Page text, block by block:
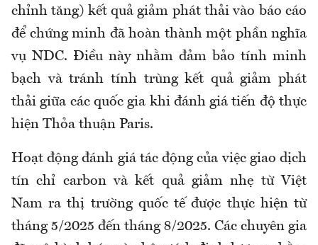
chỉnh tăng) kết quả giảm phát thải vào báo cáo
để chứng minh đã hoàn thành một phần nghĩa
vụ NDC. Điều này nhằm đảm bảo tính minh
bạch và tránh tính trùng kết quả giảm phát
thải giữa các quốc gia khi đánh giá tiến độ thực
hiện Thỏa thuận Paris.
Hoạt động đánh giá tác động của việc giao dịch
tín chỉ carbon và kết quả giảm nhẹ từ Việt
Nam ra thị trường quốc tế được thực hiện từ
tháng 5/2025 đến tháng 8/2025. Các chuyên gia